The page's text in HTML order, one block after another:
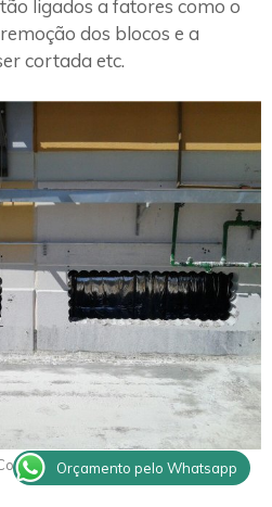
ligados a fatores como o
dos blocos e a
cortada etc.
Jumirim
Orçamento pelo Whatsapp